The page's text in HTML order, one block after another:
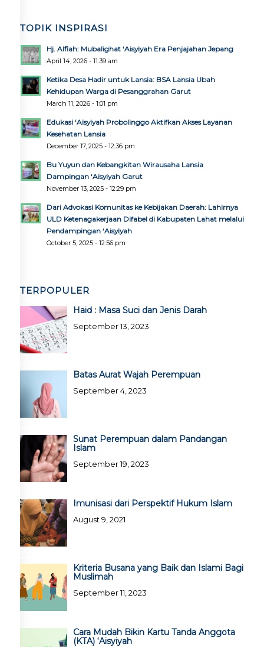
TOPIK INSPIRASI
Hj. Alfiah: Mubalighat ‘Aisyiyah Era Penjajahan Jepang
April 14, 2026 - 11:39 am
Ketika Desa Hadir untuk Lansia: BSA Lansia Ubah
Kehidupan Warga di Pesanggrahan Garut
March 11, 2026 - 1:01 pm
Edukasi ‘Aisyiyah Probolinggo Aktifkan Akses Layanan
Kesehatan Lansia
December 17, 2025 - 12:36 pm
Bu Yuyun dan Kebangkitan Wirausaha Lansia
Dampingan ‘Aisyiyah Garut
November 13, 2025 - 12:29 pm
Dari Advokasi Komunitas ke Kebijakan Daerah: Lahirnya
ULD Ketenagakerjaan Difabel di Kabupaten Lahat melalui
Pendampingan ‘Aisyiyah
October 5, 2025 - 12:56 pm
TERPOPULER
Haid : Masa Suci dan Jenis Darah
September 13, 2023
Batas Aurat Wajah Perempuan
September 4, 2023
Sunat Perempuan dalam Pandangan
Islam
September 19, 2023
Imunisasi dari Perspektif Hukum Islam
August 9, 2021
Kriteria Busana yang Baik dan Islami Bagi
Muslimah
September 11, 2023
Cara Mudah Bikin Kartu Tanda Anggota
(KTA) ‘Aisyiyah